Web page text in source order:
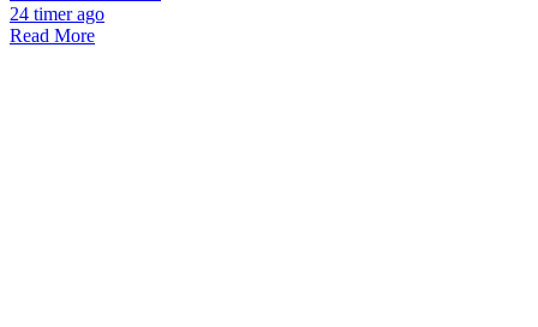
24 timer ago
Read More